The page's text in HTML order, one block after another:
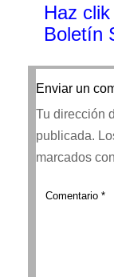
Haz clik
Boletín
Enviar un
Tu dirección
publicada.
marcados con